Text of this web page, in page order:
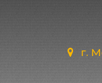
г.